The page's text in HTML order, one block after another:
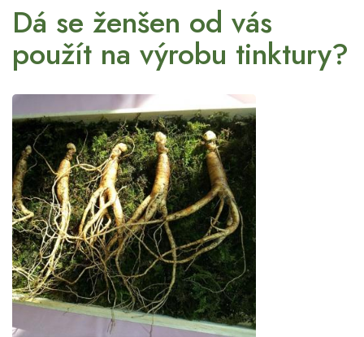
Dá se ženšen od vás
použít na výrobu tinktury?